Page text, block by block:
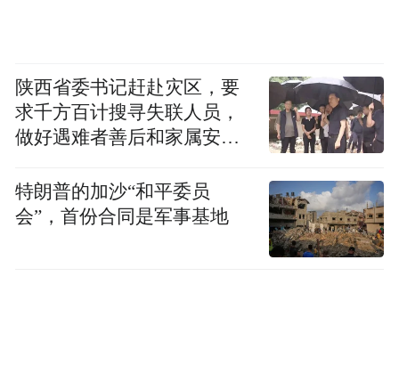
陕西省委书记赶赴灾区，要
求千方百计搜寻失联人员，
做好遇难者善后和家属安抚
特朗普的加沙“和平委员
会”，首份合同是军事基地